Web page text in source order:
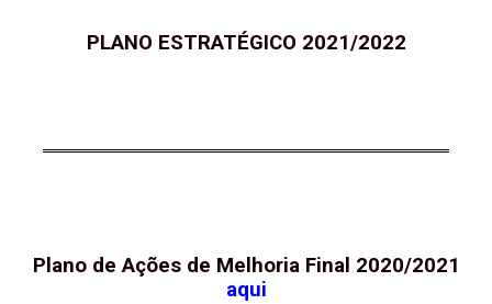
PLANO ESTRATÉGICO 2021/2022
Plano de Ações de Melhoria Final 2020/2021
aqui